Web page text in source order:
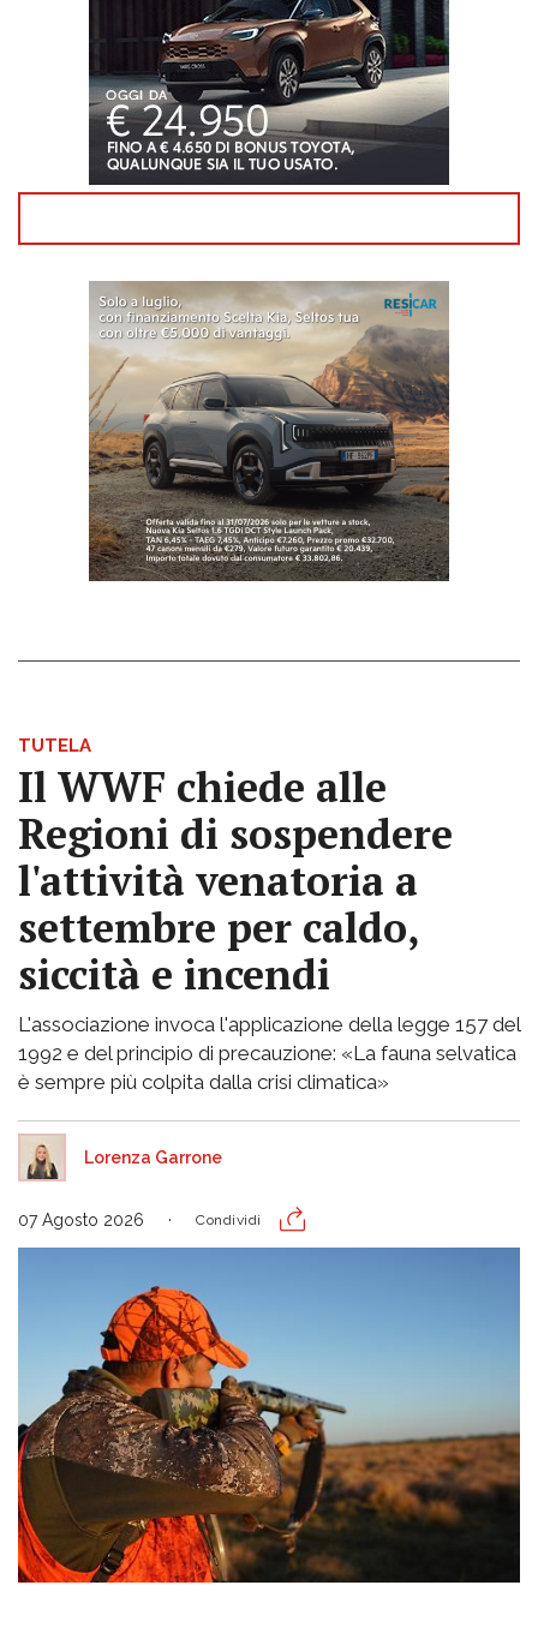
TUTELA
Il WWF chiede alle
Regioni di sospendere
l'attività venatoria a
settembre per caldo,
siccità e incendi
L'associazione invoca l'applicazione della legge 157 del
1992 e del principio di precauzione: «La fauna selvatica
è sempre più colpita dalla crisi climatica»
Lorenza Garrone
07 Agosto 2026 Condividi